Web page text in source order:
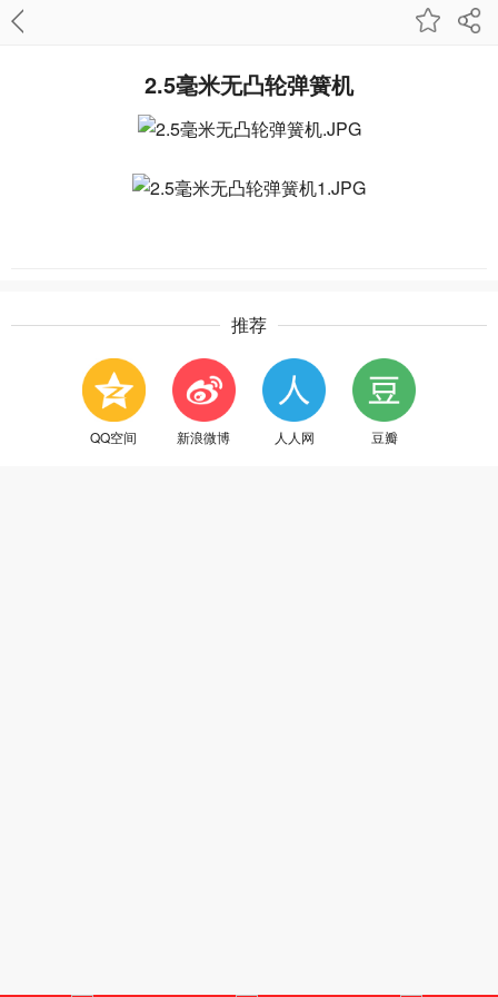
2.5毫米无凸轮弹簧机
推荐
QQ空间 新浪微博 人人网 豆瓣